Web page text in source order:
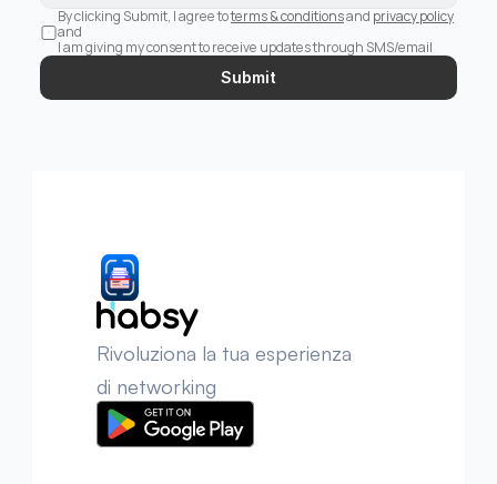
By clicking Submit, I agree to terms & conditions and privacy policy
and
I am giving my consent to receive updates through SMS/email
Submit
Rivoluziona la tua esperienza
di networking